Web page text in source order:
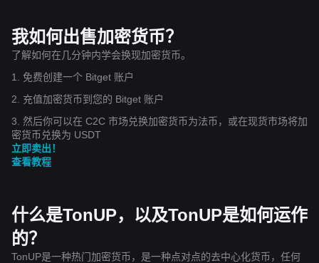
我如何出售加密货币？
了解如何在几分钟内学会换现加密货币。
1. 免费创建一个 Bitget 账户
2. 充值加密货币到您的 Bitget 账户
3. 然后你可以在 C2C 市场兑换加密货币为法币，或在现货市场将加
密货币兑换为 USDT
立即卖出！
查看教程
什么是TonUP，以及TonUP是如何运作
的？
TonUP是一种热门加密货币，是一种点对点的去中心化货币，任何